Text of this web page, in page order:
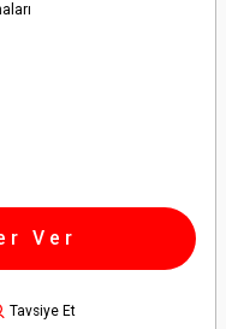
Ver
Tavsiye Et